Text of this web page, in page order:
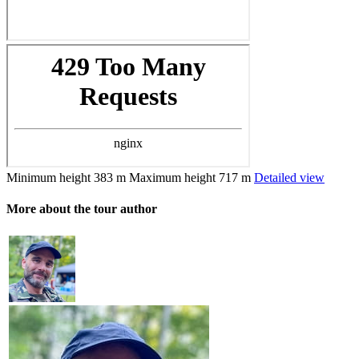
Minimum height 383 m Maximum height 717 m Detailed view
More about the tour author